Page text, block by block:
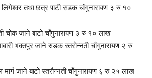
लिगेश्वर तथा छत्र पाटी सडक चाँगुनारायण ३ रु १०
चोक जाने बाटो चाँगुनारायण ३ रु १० लाख
भक्तपुर जाने सडक स्तरोन्नती चाँगुनारायण २ रु
मार्ग जाने बाटो स्तरौन्नती चाँगुनारायण ६ रु २५ लाख